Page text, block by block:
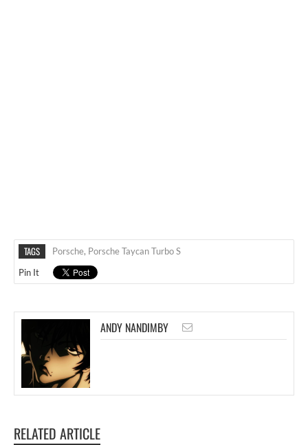
TAGS Porsche, Porsche Taycan Turbo S
Pin It
ANDY NANDIMBY
RELATED ARTICLE